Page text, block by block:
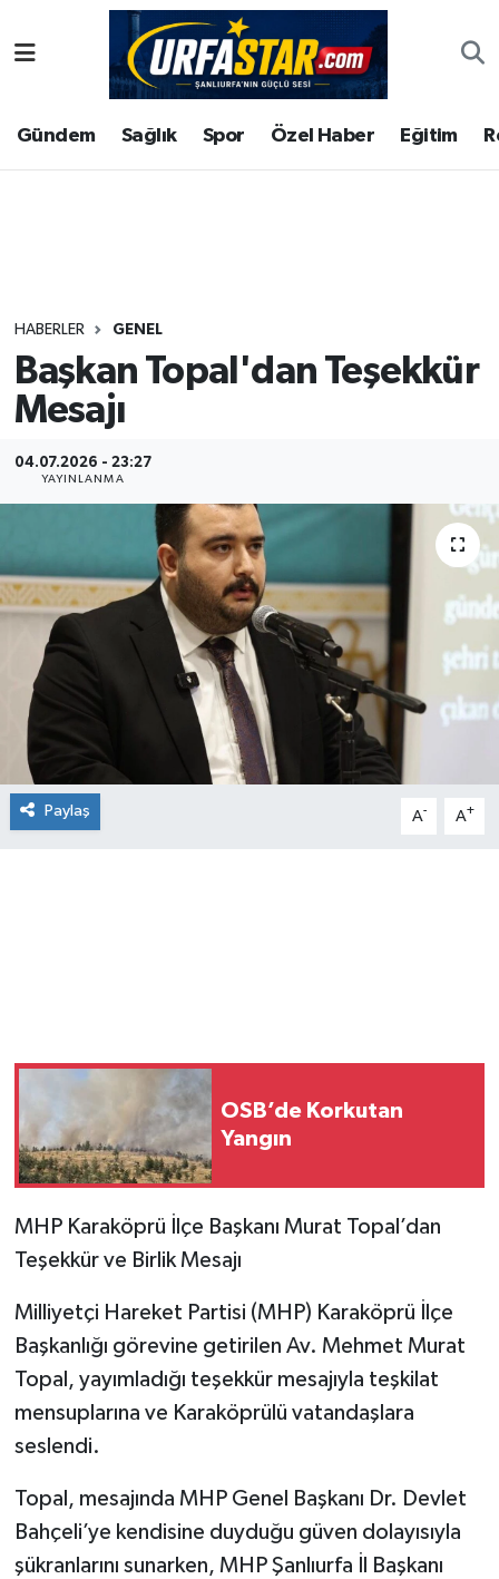
Gündem Sağlık Spor Özel Haber Eğitim
HABERLER GENEL
Başkan Topal'dan Teşekkür
Mesajı
04.07.2026 - 23:27
YAYINLANMA
Paylaş A- A+
OSB’de Korkutan
Yangın
MHP Karaköprü İlçe Başkanı Murat Topal’dan
Teşekkür ve Birlik Mesajı
Milliyetçi Hareket Partisi (MHP) Karaköprü İlçe
Başkanlığı görevine getirilen Av. Mehmet Murat
Topal, yayımladığı teşekkür mesajıyla teşkilat
mensuplarına ve Karaköprülü vatandaşlara
seslendi.
Topal, mesajında MHP Genel Başkanı Dr. Devlet
Bahçeli’ye kendisine duyduğu güven dolayısıyla
şükranlarını sunarken, MHP Şanlıurfa İl Başkanı
ASAYİS
ÇEVRE
Gündem
Kültür
Magazin
Şanlıurfa Nöbetçi Eczaneler
Şanlıurfa Hava Durumu
Tüm Manşetler
Son Dakika Haberleri
Haber Arşivi